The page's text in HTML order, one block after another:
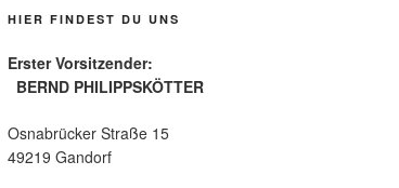
HIER FINDEST DU UNS
Erster Vorsitzender:
BERND PHILIPPSKÖTTER
Osnabrücker Straße 15
49219 Gandorf